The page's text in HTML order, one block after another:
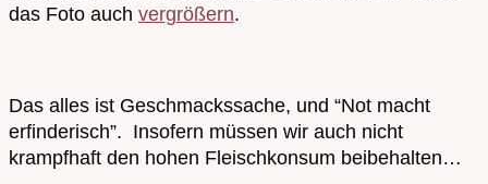
das Foto auch vergrößern.
Das alles ist Geschmackssache, und “Not macht
erfinderisch”. Insofern müssen wir auch nicht
krampfhaft den hohen Fleischkonsum beibehalten…